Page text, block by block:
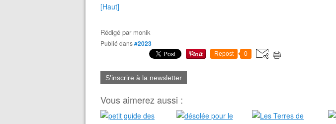
[Haut]
Rédigé par monik
Publié dans#2023
Repost 0
S'inscrire à la newsletter
Vous aimerez aussi :